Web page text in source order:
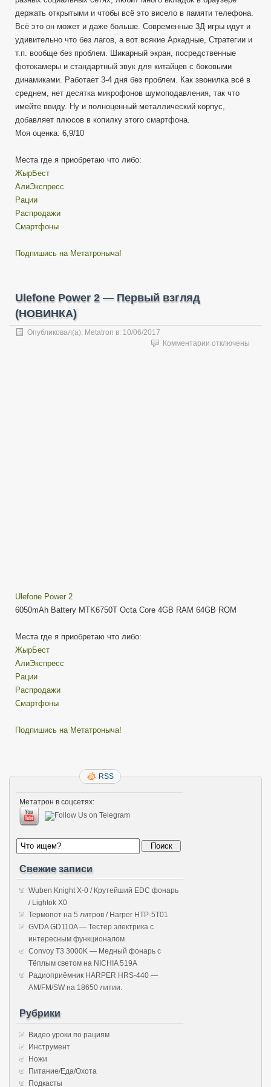
держать открытыми и чтобы всё это висело в памяти телефона.
Всё это он может и даже больше. Современные 3Д игры идут и
удивительно что без лагов, а вот всякие Аркадные, Стратегии и
т.п. вообще без проблем. Шикарный экран, посредственные
фотокамеры и стандартный звук для китайцев с боковыми
динамиками. Работает 3-4 дня без проблем. Как звонилка всё в
среднем, нет десятка микрофонов шумоподавления, так что
имейте ввиду. Ну и полноценный металлический корпус,
добавляет плюсов в копилку этого смартфона.
Моя оценка: 6,9/10
Места где я приобретаю что либо:
ЖырБест
АлиЭкспресс
Рации
Распродажи
Смартфоны
Подпишись на Метатроныча!
Ulefone Power 2 — Первый взгляд
(НОВИНКА)
Опубликовал(а): Metatron в: 10/06/2017
Комментарии котключены
Ulefone Power 2
6050mAh Battery MTK6750T Octa Core 4GB RAM 64GB ROM
Места где я приобретаю что либо:
ЖырБест
АлиЭкспресс
Рации
Распродажи
Смартфоны
Подпишись на Метатроныча!
RSS
Метатрон в соцсетях:
Свежие записи
Wuben Knight X-0 / Крутейший EDC фонарь
/ Lightok X0
Термопот на 5 литров / Harper HTP-5T01
GVDA GD110A — Тестер электрика с
интересным функционалом
Convoy T3 3000K — Медный фонарь с
Тёплым светом на NICHIA 519A
Радиоприёмник HARPER HRS-440 —
AM/FM/SW на 18650 литии.
Рубрики
Видео уроки по рациям
Инструмент
Ножи
Питание/Еда/Охота
Подкасты